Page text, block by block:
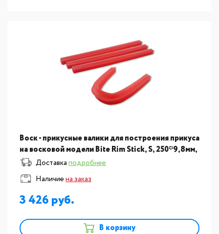
Воск - прикусные валики для построения прикуса
на восковой модели Bite Rim Stick, S, 250*9,8мм,
50штДоставкаподробнее
Наличиена заказ
3 426
В корзину